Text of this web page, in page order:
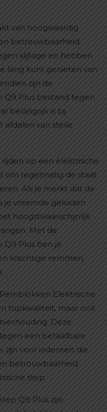
van hoogwaardig
betrouwbaarheid
slijtage en hebben
lang kunt genieten van
zijn de
Q9 Plus bestand tegen
belangrijk is bij
afdalen van steile
op een elektrische
om regelmatig de staat
Als je merkt dat de
je vreemde geluiden
hoogstwaarschijnlijk
Met de
Q9 Plus ben je
krachtige remmen,
Elektrische
topkwaliteit, maar ook
Deze
een betaalbare
zijn voor iedereen die
betrouwbaarheid
step.
Q9 Plus zijn